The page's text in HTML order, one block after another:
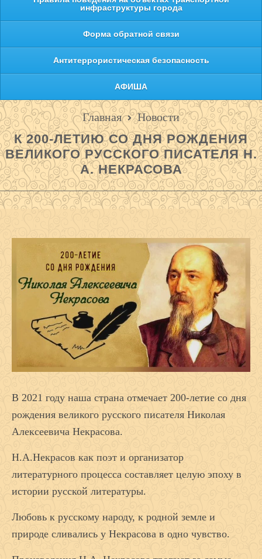
инфраструктуры города
Форма обратной связи
Антитеррористическая безопасность
АФИША
Главная Новости
К 200-ЛЕТИЮ СО ДНЯ РОЖДЕНИЯ
ВЕЛИКОГО РУССКОГО ПИСАТЕЛЯ Н.
А. НЕКРАСОВА
В 2021 году наша страна отмечает 200-летие со дня
рождения великого русского писателя Николая
Алексеевича Некрасова.
Н.А.Некрасов как поэт и организатор
литературного процесса составляет целую эпоху в
истории русской литературы.
Любовь к русскому народу, к родной земле и
природе сливались у Некрасова в одно чувство.